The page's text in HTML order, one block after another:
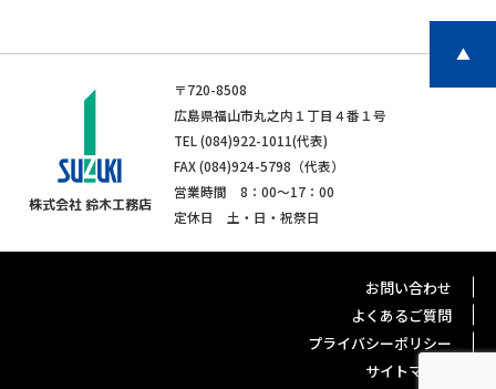
▲
株式会社 鈴木工務店
〒720-8508
広島県福山市丸之内１丁目４番１号
TEL (084)922-1011(代表)
FAX (084)924-5798（代表）
営業時間 8：00〜17：00
定休日 土・日・祝祭日
お問い合わせ
よくあるご質問
プライバシーポリシー
サイトマップ